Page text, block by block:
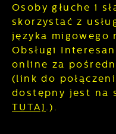
Osoby głuche i
skorzystać z
języka migowego
Obsługi
online za
(link do
dostępny jest na
TUTAJ .).